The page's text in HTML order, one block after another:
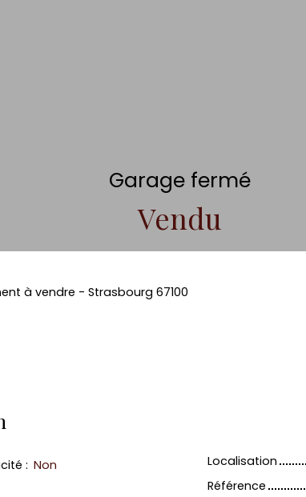
Garage fermé
Vendu
à vendre - Strasbourg 67100
: Non Localisation
Référence